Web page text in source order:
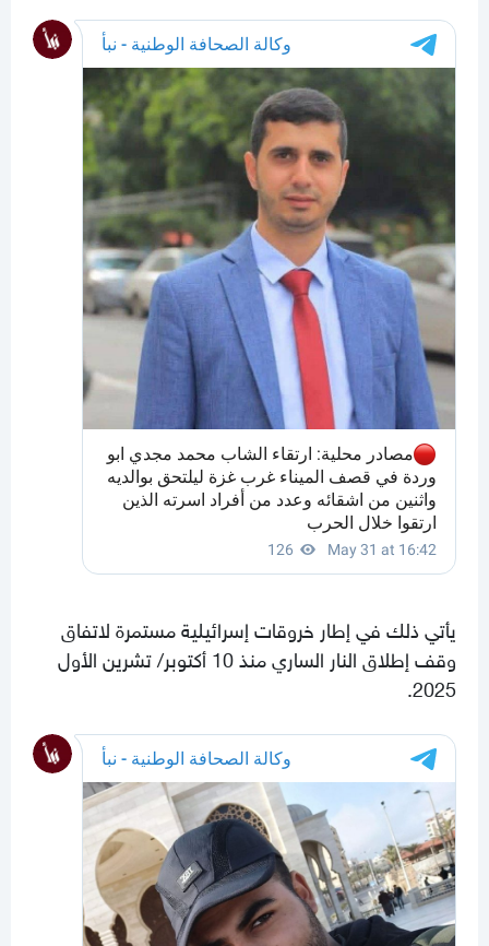
يأتي ذلك في إطار خروقات إسرائيلية مستمرة لاتفاق
وقف إطلاق النار الساري منذ 10 أكتوبر/ تشرين الأول
2025.